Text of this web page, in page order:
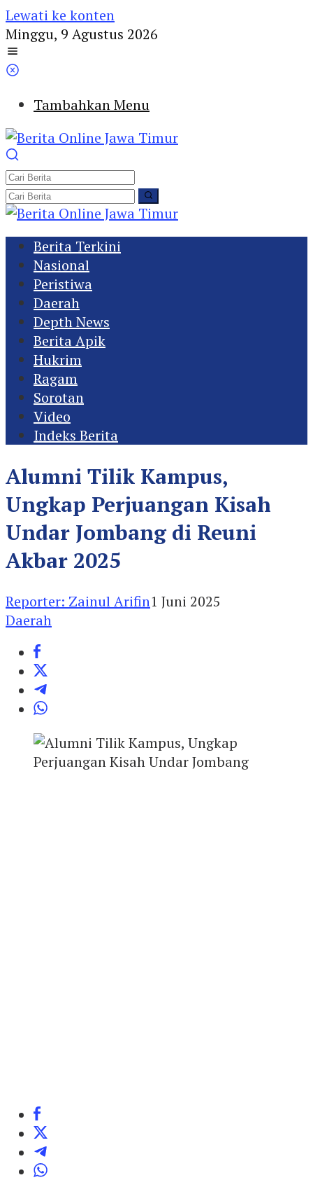
Lewati ke konten
Minggu, 9 Agustus 2026
Tambahkan Menu
Berita Terkini
Nasional
Peristiwa
Daerah
Depth News
Berita Apik
Hukrim
Ragam
Sorotan
Video
Indeks Berita
Alumni Tilik Kampus,
Ungkap Perjuangan Kisah
Undar Jombang di Reuni
Akbar 2025
Reporter: Zainul Arifin1 Juni 2025
Daerah